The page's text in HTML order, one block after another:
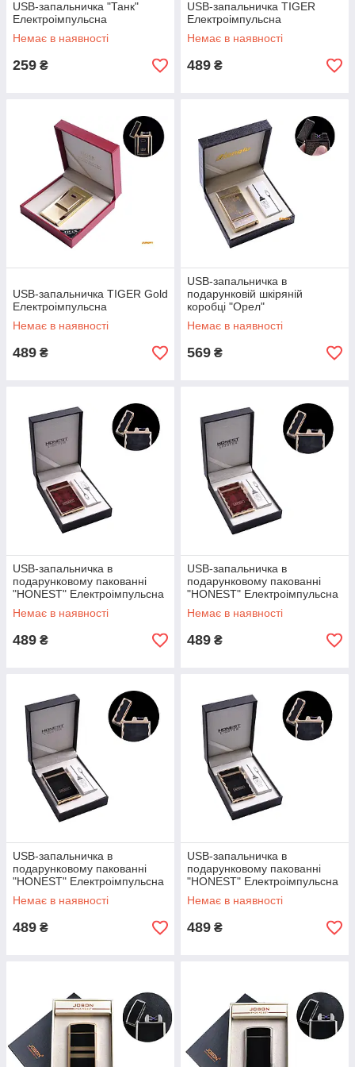
USB-запальничка "Танк"
Електроімпульсна
Немає в наявності
259 ₴
USB-запальничка TIGER
Електроімпульсна
Немає в наявності
489 ₴
USB-запальничка TIGER Gold
Електроімпульсна
Немає в наявності
489 ₴
USB-запальничка в
подарунковій шкіряній
коробці "Орел"
Електроімпульсна — дві
перехрещені блискавки
Немає в наявності
569 ₴
USB-запальничка в
подарунковому пакованні
"HONEST" Електроімпульсна
Немає в наявності
489 ₴
USB-запальничка в
подарунковому пакованні
"HONEST" Електроімпульсна
Немає в наявності
489 ₴
USB-запальничка в
подарунковому пакованні
"HONEST" Електроімпульсна
Немає в наявності
489 ₴
USB-запальничка в
подарунковому пакованні
"HONEST" Електроімпульсна
Немає в наявності
489 ₴